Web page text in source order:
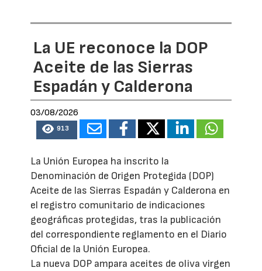
La UE reconoce la DOP
Aceite de las Sierras
Espadán y Calderona
03/08/2026
913
La Unión Europea ha inscrito la
Denominación de Origen Protegida (DOP)
Aceite de las Sierras Espadán y Calderona en
el registro comunitario de indicaciones
geográficas protegidas, tras la publicación
del correspondiente reglamento en el Diario
Oficial de la Unión Europea.
La nueva DOP ampara aceites de oliva virgen